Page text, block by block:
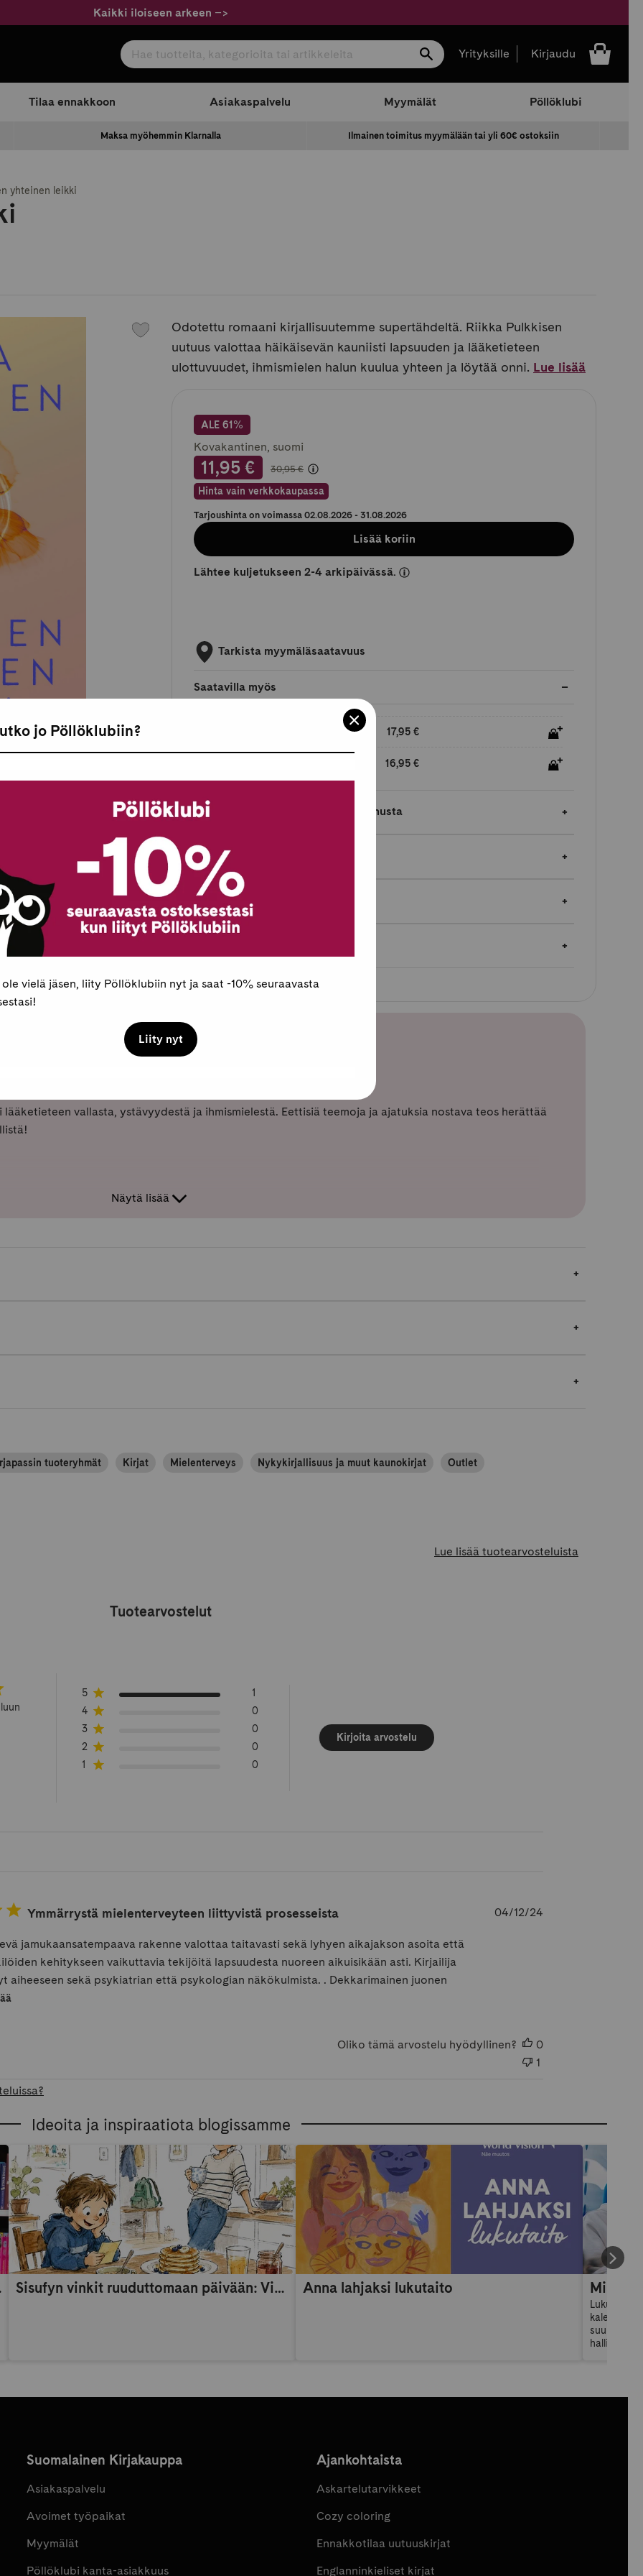
Kaikki iloiseen arkeen –>
Hae tuotteita, kategorioita tai artikkeleita
Hae Yrityksille Kirjaudu
Tilaa ennakkoon Asiakaspalvelu Myymälät Pöllöklubi
Maksa myöhemmin Klarnalla Ilmainen toimitus myymälään tai yli 60€ ostoksiin
yhteinen leikki
Odotettu romaani kirjallisuutemme supertähdeltä. Riikka Pulkkisen
uutuus valottaa häikäisevän kauniisti lapsuuden ja lääketieteen
ulottuvuudet, ihmismielen halun kuulua yhteen ja löytää onni. Lue lisää
ALE 61%
Kovakantinen, suomi
11,95 € Normaalihinta
30,95 €
Hinta vain verkkokaupassa
Tarjoushinta on voimassa 02.08.2026 - 31.08.2026
Lisää koriin
Lähtee kuljetukseen 2-4 arkipäivässä.
Tarkista myymäläsaatavuus
Saatavilla myös
17,95 €
16,95 €
Pöllöklubilaisille jopa 5 % bonusta
Toimitukset ja palautukset
Maksaminen
vallasta, ystävyydestä ja ihmismielestä. Eettisiä teemoja ja ajatuksia nostava teos herättää
Näytä lisää
tuoteryhmät Kirjat Mielenterveys Nykykirjallisuus ja muut kaunokirjat Outlet
Lue lisää tuotearvosteluista
Tuotearvostelut
5
1
4
0
3
0
2
0
1
0
Kirjoita arvostelu
Ymmärrystä mielenterveyteen liittyvistä prosesseista
jamukaansatempaava rakenne valottaa taitavasti sekä lyhyen aikajakson asoita että
kehitykseen vaikuttavia tekijöitä lapsuudesta nuoreen aikuisikään asti. Kirjailija
aiheeseen sekä psykiatrian että psykologian näkökulmista. . Dekkarimainen juonen
04/12/24
Oliko tämä arvostelu hyödyllinen?
0
1
Ideoita ja inspiraatiota blogissamme
Sisufyn vinkit ruuduttomaan päivään: Vinkki 9 Anna lahjaksi lukutaito
kalenteri:
Suomalainen Kirjakauppa
Asiakaspalvelu
Avoimet työpaikat
Myymälät
Pöllöklubi kanta-asiakkuus
Ajankohtaista
Askartelutarvikkeet
Cozy coloring
Ennakkotilaa uutuuskirjat
Englanninkieliset kirjat
jo Pöllöklubiin?
vielä jäsen, liity Pöllöklubiin nyt ja saat -10% seuraavasta
Liity nyt